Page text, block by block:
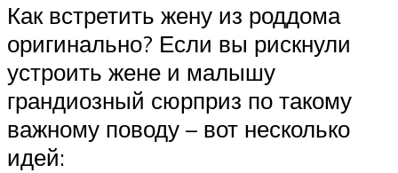
Как встретить жену из роддома
оригинально? Если вы рискнули
устроить жене и малышу
грандиозный сюрприз по такому
важному поводу – вот несколько
идей: